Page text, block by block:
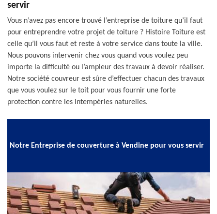
servir
Vous n’avez pas encore trouvé l’entreprise de toiture qu’il faut
pour entreprendre votre projet de toiture ? Histoire Toiture est
celle qu’il vous faut et reste à votre service dans toute la ville.
Nous pouvons intervenir chez vous quand vous voulez peu
importe la difficulté ou l’ampleur des travaux à devoir réaliser.
Notre société couvreur est sûre d’effectuer chacun des travaux
que vous voulez sur le toit pour vous fournir une forte
protection contre les intempéries naturelles.
Notre Entreprise de couverture à Vendine pour vous servir